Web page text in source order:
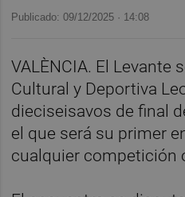
Publicado: 09/12/2025 · 14:08
VALÈNCIA. El Levante
Cultural y Deportiva
dieciseisavos de final
el que será su primer
cualquier competición